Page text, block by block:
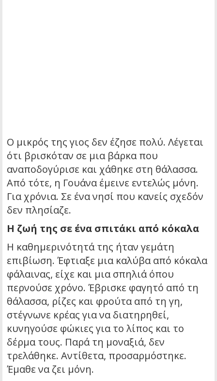
Ο μικρός της γιος δεν έζησε πολύ. Λέγεται
ότι βρισκόταν σε μια βάρκα που
αναποδογύρισε και χάθηκε στη θάλασσα.
Από τότε, η Γουάνα έμεινε εντελώς μόνη.
Για χρόνια. Σε ένα νησί που κανείς σχεδόν
δεν πλησίαζε.
Η ζωή της σε ένα σπιτάκι από κόκαλα
Η καθημερινότητά της ήταν γεμάτη
επιβίωση. Έφτιαξε μια καλύβα από κόκαλα
φάλαινας, είχε και μια σπηλιά όπου
περνούσε χρόνο. Έβρισκε φαγητό από τη
θάλασσα, ρίζες και φρούτα από τη γη,
στέγνωνε κρέας για να διατηρηθεί,
κυνηγούσε φώκιες για το λίπος και το
δέρμα τους. Παρά τη μοναξιά, δεν
τρελάθηκε. Αντίθετα, προσαρμόστηκε.
Έμαθε να ζει μόνη.